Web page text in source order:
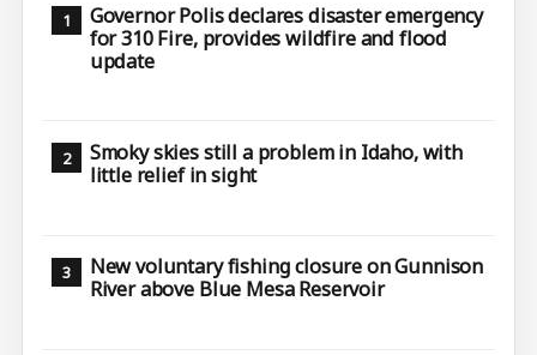
Governor Polis declares disaster emergency
for 310 Fire, provides wildfire and flood
update
Smoky skies still a problem in Idaho, with
little relief in sight
New voluntary fishing closure on Gunnison
River above Blue Mesa Reservoir